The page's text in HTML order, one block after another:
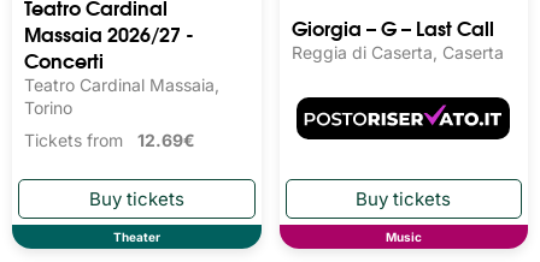
Teatro Cardinal
Massaia 2026/27 -
Concerti
Teatro Cardinal Massaia,
Torino
Tickets from 12.69€
Theater
Giorgia – G – Last Call
Reggia di Caserta, Caserta
Music